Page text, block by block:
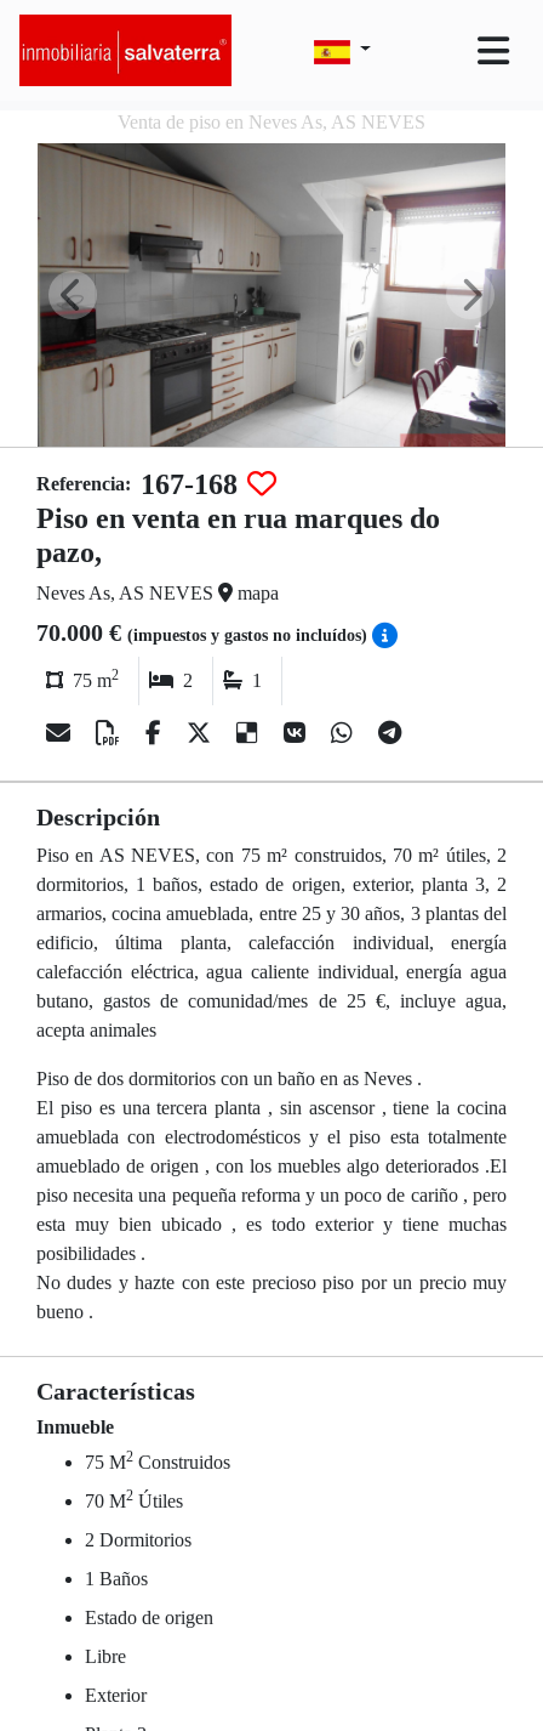
Venta de piso en Neves As, AS NEVES
Referencia:
167-168
Piso en venta en rua marques do
pazo,
Neves As, AS NEVES mapa
70.000 € (impuestos y gastos no incluídos)
75 m2 2 1
Descripción
Piso en AS NEVES, con 75 m² construidos, 70 m² útiles, 2
dormitorios, 1 baños, estado de origen, exterior, planta 3, 2
armarios, cocina amueblada, entre 25 y 30 años, 3 plantas del
edificio, última planta, calefacción individual, energía
calefacción eléctrica, agua caliente individual, energía agua
butano, gastos de comunidad/mes de 25 €, incluye agua,
acepta animales
Piso de dos dormitorios con un baño en as Neves .
El piso es una tercera planta , sin ascensor , tiene la cocina
amueblada con electrodomésticos y el piso esta totalmente
amueblado de origen , con los muebles algo deteriorados .El
piso necesita una pequeña reforma y un poco de cariño , pero
esta muy bien ubicado , es todo exterior y tiene muchas
posibilidades .
No dudes y hazte con este precioso piso por un precio muy
bueno .
Características
Inmueble
75 M2 Construidos
70 M2 Útiles
2 Dormitorios
1 Baños
Estado de origen
Libre
Exterior